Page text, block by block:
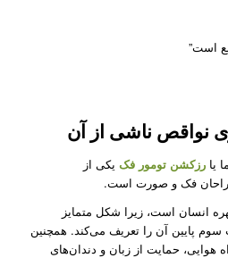
است”
نواقص ناشی از آن
یا رزکشن تومور فکیکی از
فک و صورت است.
انسان است، زیرا شکل متمایز
پایین آن را تعریف می‌کند. همچنین
حمایت از زبان و دندان‌های